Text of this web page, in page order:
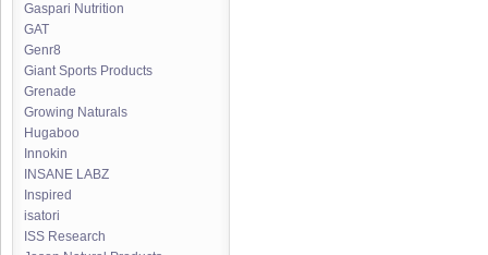
Gaspari Nutrition
GAT
Genr8
Giant Sports Products
Grenade
Growing Naturals
Hugaboo
Innokin
INSANE LABZ
Inspired
isatori
ISS Research